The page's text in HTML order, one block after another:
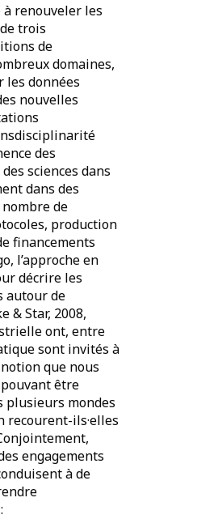
à renouveler les
trois
de
domaines,
les données
nouvelles
des
sciences dans
dans des
de
production
financements
l’approche en
décrire les
autour de
& Star, 2008,
ont, entre
sont invités à
que nous
être
plusieurs mondes
recourent-ils·elles
engagements
à de